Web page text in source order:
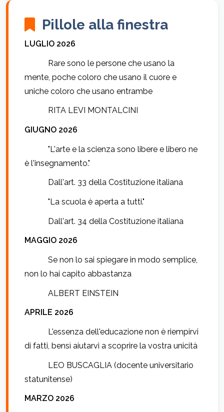
Pillole alla finestra
LUGLIO 2026
Rare sono le persone che usano la
mente, poche coloro che usano il cuore e
uniche coloro che usano entrambe
RITA LEVI MONTALCINI
GIUGNO 2026
"L'arte e la scienza sono libere e libero ne
è l'insegnamento."
Dall'art. 33 della Costituzione italiana
"La scuola è aperta a tutti."
Dall'art. 34 della Costituzione italiana
MAGGIO 2026
Se non lo sai spiegare in modo semplice,
non lo hai capito abbastanza
ALBERT EINSTEIN
APRILE 2026
L'essenza dell'educazione non è riempirvi
di fatti, bensì aiutarvi a scoprire la vostra unicità
LEO BUSCAGLIA (docente universitario
statunitense)
MARZO 2026